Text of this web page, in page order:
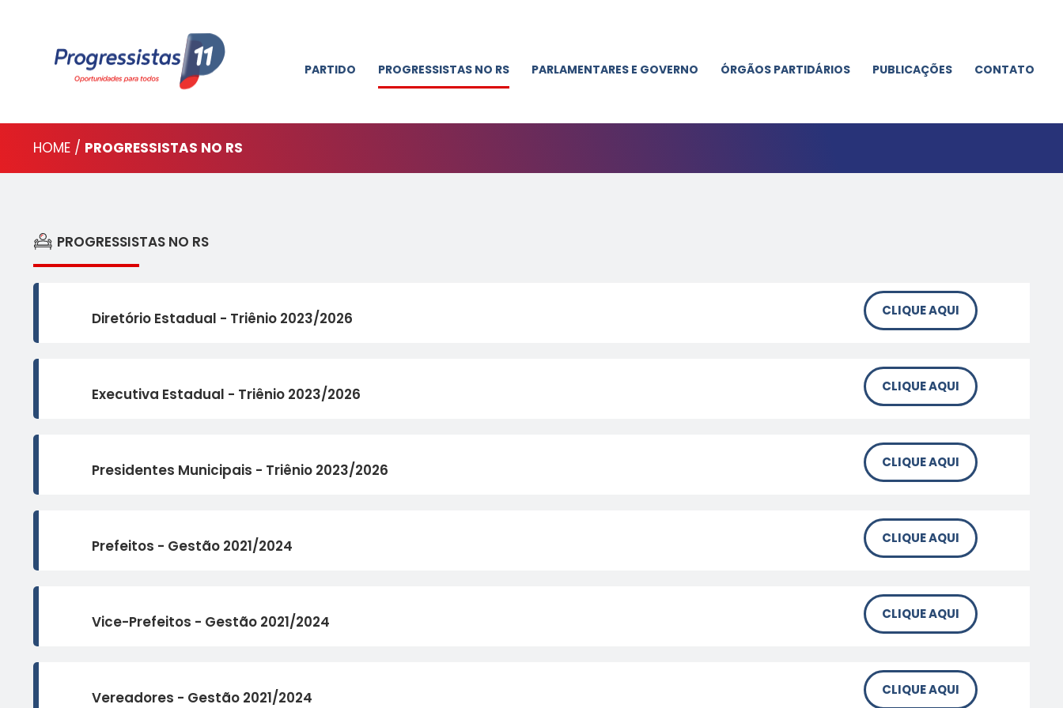
PARTIDO PROGRESSISTAS NO RS PARLAMENTARES E GOVERNO ÓRGÃOS PARTIDÁRIOS PUBLICAÇÕES CONTATO
HOME / PROGRESSISTAS NO RS
PROGRESSISTAS NO RS
Diretório Estadual - Triênio 2023/2026 CLIQUE AQUI
Executiva Estadual - Triênio 2023/2026 CLIQUE AQUI
Presidentes Municipais - Triênio 2023/2026 CLIQUE AQUI
Prefeitos - Gestão 2021/2024 CLIQUE AQUI
Vice-Prefeitos - Gestão 2021/2024 CLIQUE AQUI
Vereadores - Gestão 2021/2024 CLIQUE AQUI